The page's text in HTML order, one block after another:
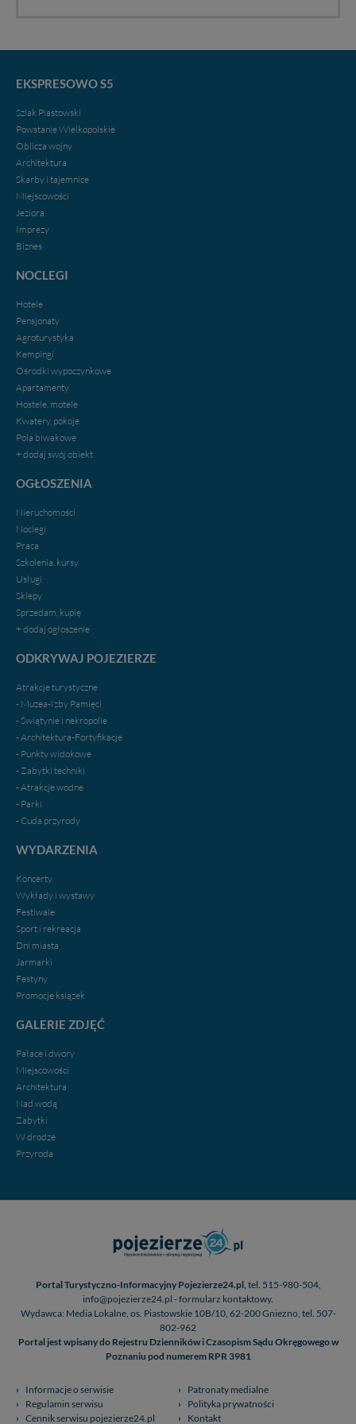
EKSPRESOWO S5
Szlak Piastowski
Powstanie Wielkopolskie
Oblicza wojny
Architektura
Skarby i tajemnice
Miejscowości
Jeziora
Imprezy
Biznes
NOCLEGI
Hotele
Pensjonaty
Agroturystyka
Kempingi
Ośrodki wypoczynkowe
Apartamenty
Hostele, motele
Kwatery, pokoje
Pola biwakowe
+ dodaj swój obiekt
OGŁOSZENIA
Nieruchomości
Noclegi
Praca
Szkolenia, kursy
Usługi
Sklepy
Sprzedam, kupię
+ dodaj ogłoszenie
ODKRYWAJ POJEZIERZE
Atrakcje turystyczne
- Muzea-Izby Pamięci
- Świątynie i nekropolie
- Architektura-Fortyfikacje
- Punkty widokowe
- Zabytki techniki
- Atrakcje wodne
- Parki
- Cuda przyrody
WYDARZENIA
Koncerty
Wykłady i wystawy
Festiwale
Sport i rekreacja
Dni miasta
Jarmarki
Festyny
Promocje ksiązek
GALERIE ZDJĘĆ
Pałace i dwory
Miejscowości
Architektura
Nad wodą
Zabytki
W drodze
Przyroda
Portal Turystyczno-Informacyjny Pojezierze24.pl, tel. 515-980-504,
info@pojezierze24.pl - formularz kontaktowy.
Wydawca: Media Lokalne, os. Piastowskie 10B/10, 62-200 Gniezno, tel. 507-
802-962
Portal jest wpisany do Rejestru Dzienników i Czasopism Sądu Okręgowego w
Poznaniu pod numerem RPR 3981
Informacje o serwisie
Patronaty medialne
Regulamin serwisu
Polityka prywatności
Cennik serwisu pojezierze24.pl
Kontakt
Nasz serwis nie wykorzystuje oraz nie udostępnia
trzecim. Wyjątkiem jest sytuacja, gdy przekazanie
danych z formularza kontaktowego, przekazanie danych
w przypadku rezerwacji usług typu: nocleg, czartery,
itp). Więcej informacji o zasadach i funkcjonalności
serwisu w
Administratorem Twoich danych jest firma: Media
Lokalne Karol Soberski, z siedzibą w Gnieźnie, na os.
W każdej chwili możesz: zażądać dostępu do swoich
zabronić ich przetwarzania. Pamiętaj jednak, że nie
zawsze jest możliwe techniczne zrealizowanie Twoich
praw w odniesieniu do informacji zawartych w plikach
cookies. Twoja przeglądarka umożliwia Ci skasowanie
tych plików - w pewnych przypadkach nie możemy tego
Dziękujemy.
Pojezierze Gnieźnieńskie - odkrywaj i wypoczywaj...
Pojezierze Gnieźnieńskie - na weekend, wycieczkę,
wakacje...